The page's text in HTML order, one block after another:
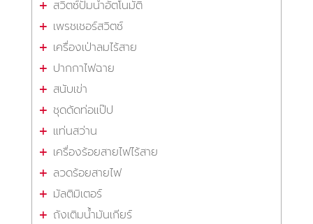
สวิตซ์ปั๊มน้ำอัตโนมัติ
เพรชเชอร์สวิตซ์
เครื่องเป่าลมไร้สาย
ปากกาไฟฉาย
สนับเข่า
ชุดดัดท่อแป๊ป
แท่นสว่าน
เครื่องร้อยสายไฟไร้สาย
ลวดร้อยสายไฟ
มัลติมิเตอร์
ถังเติมน้ำมันเกียร์